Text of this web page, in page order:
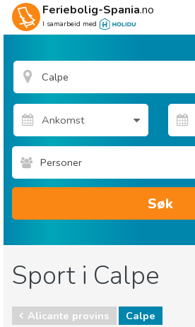
Feriebolig-Spania.no
I samarbeid med
Personer
Søk
Sport i Calpe
Alicante provins
Calpe